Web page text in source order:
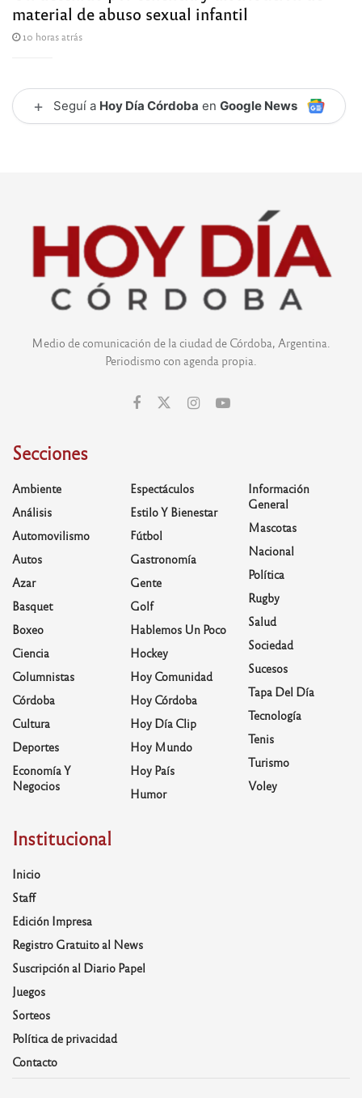
material de abuso sexual infantil
10 horas atrás
+ Seguí a Hoy Día Córdoba en Google News
Medio de comunicación de la ciudad de Córdoba, Argentina.
Periodismo con agenda propia.
Secciones
Ambiente
Análisis
Automovilismo
Autos
Azar
Basquet
Boxeo
Ciencia
Columnistas
Córdoba
Cultura
Deportes
Economía Y
Negocios
Espectáculos
Estilo Y Bienestar
Fútbol
Gastronomía
Gente
Golf
Hablemos Un Poco
Hockey
Hoy Comunidad
Hoy Córdoba
Hoy Día Clip
Hoy Mundo
Hoy País
Humor
Información
General
Mascotas
Nacional
Política
Rugby
Salud
Sociedad
Sucesos
Tapa Del Día
Tecnología
Tenis
Turismo
Voley
Institucional
Inicio
Staff
Edición Impresa
Registro Gratuito al News
Suscripción al Diario Papel
Juegos
Sorteos
Política de privacidad
Contacto